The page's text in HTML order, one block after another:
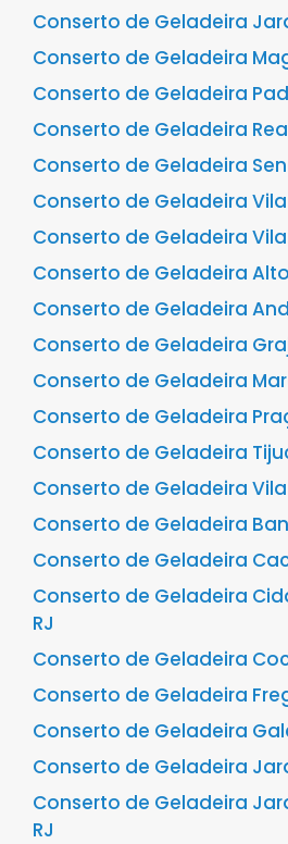
Conserto de Geladeira
Conserto de Geladeira
Conserto de Geladeira
Conserto de Geladeira
Conserto de Geladeira
Conserto de Geladeira
Conserto de Geladeira Vila
Conserto de Geladeira
Conserto de Geladeira
Conserto de Geladeira
Conserto de Geladeira
Conserto de Geladeira
Conserto de Geladeira
Conserto de Geladeira Vila
Conserto de Geladeira
Conserto de Geladeira
Conserto de Geladeira
RJ
Conserto de Geladeira
Conserto de Geladeira
Conserto de Geladeira
Conserto de Geladeira
Conserto de Geladeira
RJ